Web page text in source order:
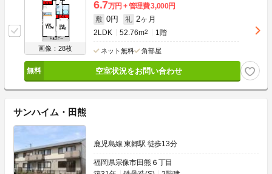
画像：28枚
6.7万円 管理費3,000円
敷 0円 礼 2ヶ月
2LDK 52.76m2 1階
ネット無料 角部屋
空室状況をお問い合わせ
サンハイム・田熊
鹿児島線 東郷駅 徒歩13分
福岡県宗像市田熊６丁目